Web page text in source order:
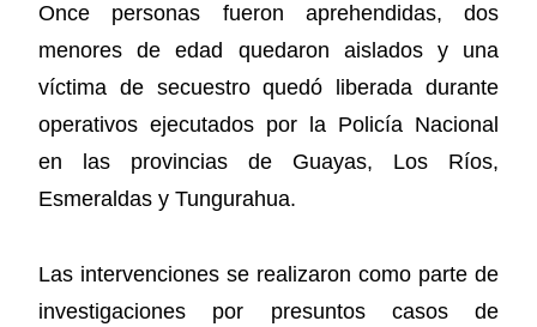
Once personas fueron aprehendidas, dos
menores de edad quedaron aislados y una
víctima de secuestro quedó liberada durante
operativos ejecutados por la Policía Nacional
en las provincias de Guayas, Los Ríos,
Esmeraldas y Tungurahua.
Las intervenciones se realizaron como parte de
investigaciones por presuntos casos de